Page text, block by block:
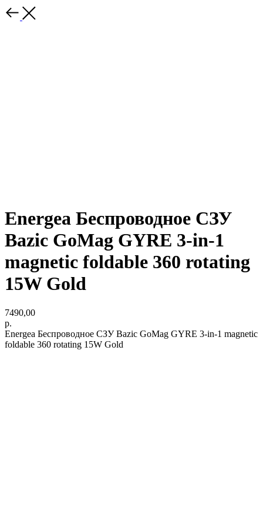
Energea Беспроводное СЗУ
Bazic GoMag GYRE 3-in-1
magnetic foldable 360 rotating
15W Gold
7490,00
р.
Energea Беспроводное СЗУ Bazic GoMag GYRE 3-in-1 magnetic
foldable 360 rotating 15W Gold